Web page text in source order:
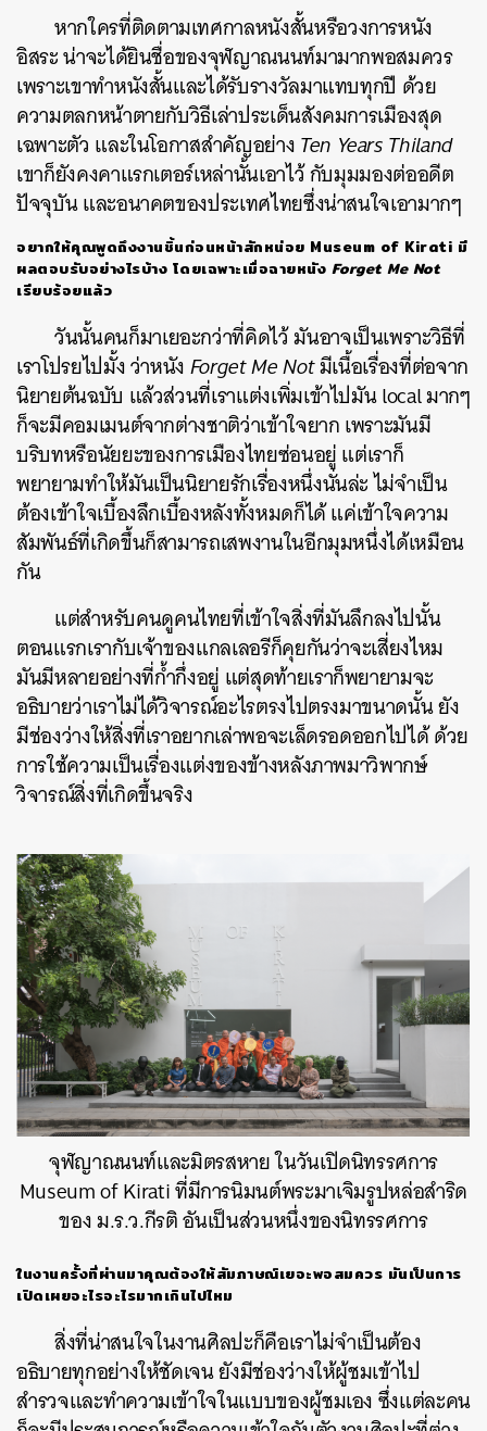
หากใครที่ติดตามเทศกาลหนังสั้นหรือวงการหนัง
อิสระ น่าจะได้ยินชื่อของจุฬญาณนนท์มามากพอสมควร
เพราะเขาทำหนังสั้นและได้รับรางวัลมาแทบทุกปี ด้วย
ความตลกหน้าตายกับวิธีเล่าประเด็นสังคมการเมืองสุด
เฉพาะตัว และในโอกาสสำคัญอย่างTen Years Thiland
เขาก็ยังคงคาแรกเตอร์เหล่านั้นเอาไว้ กับมุมมองต่ออดีต
ปัจจุบัน และอนาคตของประเทศไทยซึ่งน่าสนใจเอามากๆ
อยากให้คุณพูดถึงงานชิ้นก่อนหน้าสักหน่อย Museum of Kirati มี
ผลตอบรับอย่างไรบ้าง โดยเฉพาะเมื่อฉายหนัง Forget Me Not
เรียบร้อยแล้ว
วันนั้นคนก็มาเยอะกว่าที่คิดไว้ มันอาจเป็นเพราะวิธีที่
เราโปรยไปมั้ง ว่าหนังForget Me Notมีเนื้อเรื่องที่ต่อจาก
นิยายต้นฉบับ แล้วส่วนที่เราแต่งเพิ่มเข้าไปมัน local มากๆ
ก็จะมีคอมเมนต์จากต่างชาติว่าเข้าใจยาก เพราะมันมี
บริบทหรือนัยยะของการเมืองไทยซ่อนอยู่ แต่เราก็
พยายามทำให้มันเป็นนิยายรักเรื่องหนึ่งนั่นล่ะ ไม่จำเป็น
ต้องเข้าใจเบื้องลึกเบื้องหลังทั้งหมดก็ได้ แค่เข้าใจความ
สัมพันธ์ที่เกิดขึ้นก็สามารถเสพงานในอีกมุมหนึ่งได้เหมือน
กัน
แต่สำหรับคนดูคนไทยที่เข้าใจสิ่งที่มันลึกลงไปนั้น
ตอนแรกเรากับเจ้าของแกลเลอรีก็คุยกันว่าจะเสี่ยงไหม
มันมีหลายอย่างที่ก้ำกึ่งอยู่ แต่สุดท้ายเราก็พยายามจะ
อธิบายว่าเราไม่ได้วิจารณ์อะไรตรงไปตรงมาขนาดนั้น ยัง
มีช่องว่างให้สิ่งที่เราอยากเล่าพอจะเล็ดรอดออกไปได้ ด้วย
การใช้ความเป็นเรื่องแต่งของข้างหลังภาพมาวิพากษ์
วิจารณ์สิ่งที่เกิดขึ้นจริง
จุฬญาณนนท์และมิตรสหาย ในวันเปิดนิทรรศการ
Museum of Kirati ที่มีการนิมนต์พระมาเจิมรูปหล่อสำริด
ของ ม.ร.ว.กีรติ อันเป็นส่วนหนึ่งของนิทรรศการ
ในงานครั้งที่ผ่านมาคุณต้องให้สัมภาษณ์เยอะพอสมควร มันเป็นการ
เปิดเผยอะไรอะไรมากเกินไปไหม
สิ่งที่น่าสนใจในงานศิลปะก็คือเราไม่จำเป็นต้อง
อธิบายทุกอย่างให้ชัดเจน ยังมีช่องว่างให้ผู้ชมเข้าไป
สำรวจและทำความเข้าใจในแบบของผู้ชมเอง ซึ่งแต่ละคน